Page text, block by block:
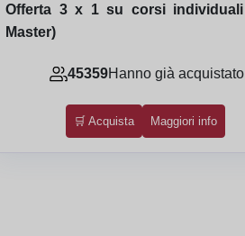
Offerta 3 x 1 su corsi
Master)
45359Hanno già acquistato
🛒 Acquista Maggiori info